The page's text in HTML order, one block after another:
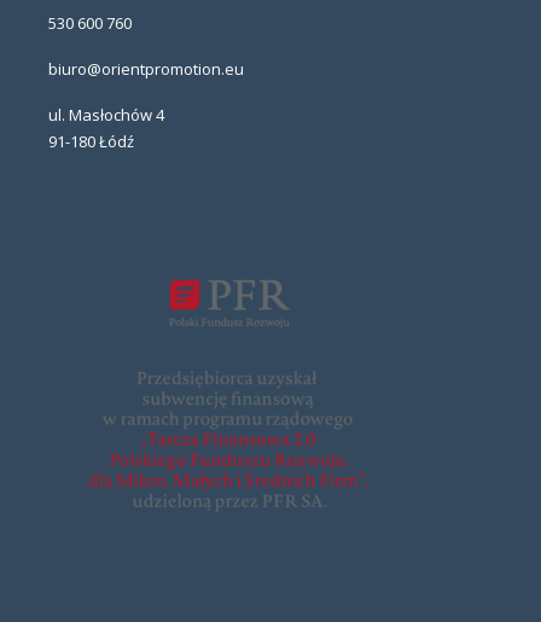
530 600 760
biuro@orientpromotion.eu
ul. Masłochów 4
91-180 Łódź